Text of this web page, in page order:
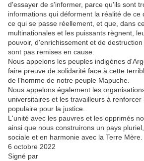
d'essayer de s'informer, parce qu'ils sont
informations qui déforment la réalité de ce
ce qui se passe réellement, et que, dans
multinationales et les puissants règnent,
pouvoir, d'enrichissement et de
sont pas remises en cause.
Nous appelons les peuples indigènes
faire preuve de solidarité face à cette
de l'homme de notre peuple Mapuche.
Nous appelons également les
universitaires et les travailleurs à renforcer
populaire pour la justice.
L'unité avec les pauvres et les opprimés
ainsi que nous construirons un pays
sociale et en harmonie avec la Terre Mère.
6 octobre 2022
Signé par